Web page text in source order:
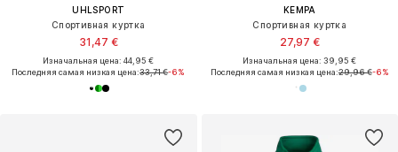
UHLSPORT
Спортивная куртка
31,47 €
Изначальная цена: 44,95 €
Последняя самая низкая цена:33,71 €-6%
KEMPA
Спортивная куртка
27,97 €
Изначальная цена: 39,95 €
Последняя самая низкая цена:29,96 €-6%